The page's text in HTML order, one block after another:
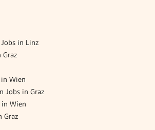
in Linz
Graz
Wien
Jobs in Graz
Wien
Graz